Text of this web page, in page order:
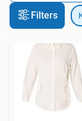
Filters